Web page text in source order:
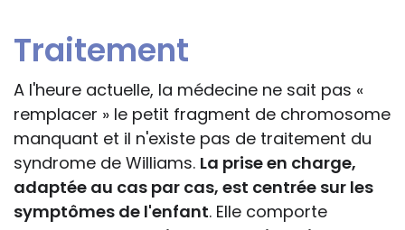
Traitement
A l'heure actuelle, la médecine ne sait pas «
remplacer » le petit fragment de chromosome
manquant et il n'existe pas de traitement du
syndrome de Williams. La prise en charge,
adaptée au cas par cas, est centrée sur les
symptômes de l'enfant. Elle comporte